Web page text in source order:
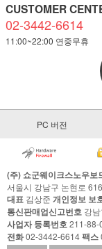
CUSTOMER
02-3442-6614
11:00~22:00 연중무휴
PC 버전
(주) 쇼군웨이크스노우보
서울시 강남구 논현로 616
대표 김상준 개인정보 보
통신판매업신고번호 강
사업자 등록번호211-88-
전화02-3442-6614팩스